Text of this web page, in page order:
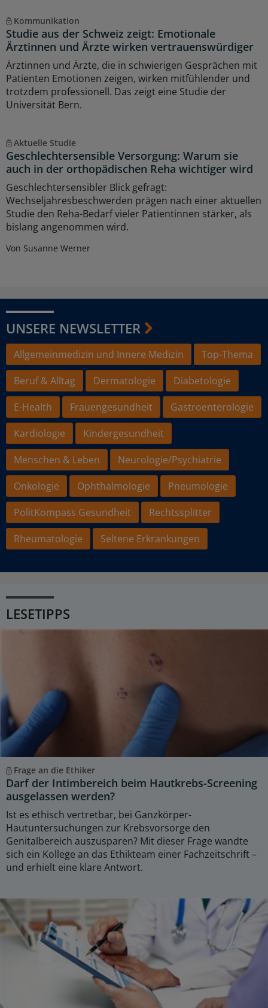
Kommunikation
Studie aus der Schweiz zeigt: Emotionale
Ärztinnen und Ärzte wirken vertrauenswürdiger
Ärztinnen und Ärzte, die in schwierigen Gesprächen mit
Patienten Emotionen zeigen, wirken mitfühlender und
trotzdem professionell. Das zeigt eine Studie der
Universität Bern.
Aktuelle Studie
Geschlechtersensible Versorgung: Warum sie
auch in der orthopädischen Reha wichtiger wird
Geschlechtersensibler Blick gefragt:
Wechseljahresbeschwerden prägen nach einer aktuellen
Studie den Reha-Bedarf vieler Patientinnen stärker, als
bislang angenommen wird.
Von Susanne Werner
UNSERE NEWSLETTER
Allgemeinmedizin und Innere Medizin
Top-Thema
Beruf & Alltag
Dermatologie
Diabetologie
E-Health
Frauengesundheit
Gastroenterologie
Kardiologie
Kindergesundheit
Menschen & Leben
Neurologie/Psychiatrie
Onkologie
Ophthalmologie
Pneumologie
PolitKompass Gesundheit
Rechtssplitter
Rheumatologie
Seltene Erkrankungen
LESETIPPS
Frage an die Ethiker
Darf der Intimbereich beim Hautkrebs-Screening
ausgelassen werden?
Ist es ethisch vertretbar, bei Ganzkörper-
Hautuntersuchungen zur Krebsvorsorge den
Genitalbereich auszusparen? Mit dieser Frage wandte
sich ein Kollege an das Ethikteam einer Fachzeitschrift –
und erhielt eine klare Antwort.